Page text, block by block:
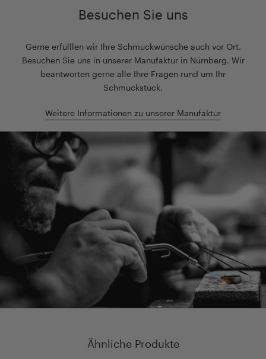
Besuchen Sie uns
Gerne erfülllen wir Ihre Schmuckwünsche auch vor Ort.
Besuchen Sie uns in unserer Manufaktur in Nürnberg. Wir
beantworten gerne alle Ihre Fragen rund um Ihr
Schmuckstück.
Weitere Informationen zu unserer Manufaktur
Ähnliche Produkte